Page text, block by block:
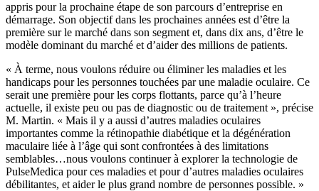
appris pour la prochaine étape de son parcours d’entreprise en
démarrage. Son objectif dans les prochaines années est d’être la
première sur le marché dans son segment et, dans dix ans, d’être le
modèle dominant du marché et d’aider des millions de patients.
« À terme, nous voulons réduire ou éliminer les maladies et les
handicaps pour les personnes touchées par une maladie oculaire. Ce
serait une première pour les corps flottants, parce qu’à l’heure
actuelle, il existe peu ou pas de diagnostic ou de traitement », précise
M. Martin. « Mais il y a aussi d’autres maladies oculaires
importantes comme la rétinopathie diabétique et la dégénération
maculaire liée à l’âge qui sont confrontées à des limitations
semblables…nous voulons continuer à explorer la technologie de
PulseMedica pour ces maladies et pour d’autres maladies oculaires
débilitantes, et aider le plus grand nombre de personnes possible. »